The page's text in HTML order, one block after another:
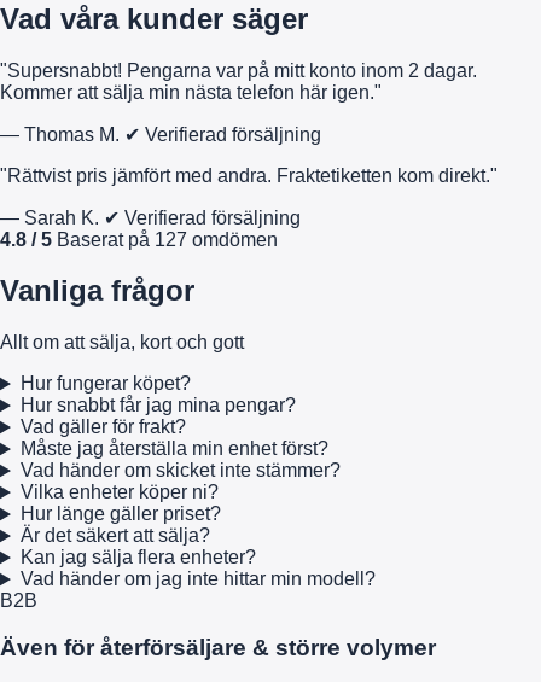
Vad våra kunder säger
"Supersnabbt! Pengarna var på mitt konto inom 2 dagar.
Kommer att sälja min nästa telefon här igen."
— Thomas M. ✔ Verifierad försäljning
"Rättvist pris jämfört med andra. Fraktetiketten kom direkt."
— Sarah K. ✔ Verifierad försäljning
4.8 / 5 Baserat på 127 omdömen
Vanliga frågor
Allt om att sälja, kort och gott
Hur fungerar köpet?
Hur snabbt får jag mina pengar?
Vad gäller för frakt?
Måste jag återställa min enhet först?
Vad händer om skicket inte stämmer?
Vilka enheter köper ni?
Hur länge gäller priset?
Är det säkert att sälja?
Kan jag sälja flera enheter?
Vad händer om jag inte hittar min modell?
B2B
Även för återförsäljare & större volymer